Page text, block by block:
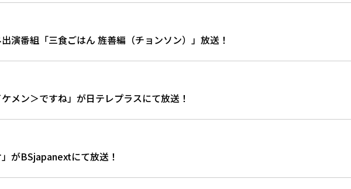
演番組「三食ごはん 旌善編（チョンソン）」放送！
ケメン＞ですね」が日テレプラスにて放送！
」がBSjapanextにて放送！